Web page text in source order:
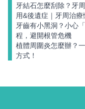
牙結石怎麼刮除？牙
用&後遺症｜牙周治療
牙齒有小黑洞？小心
程，避開根管危機
植體周圍炎怎麼辦？
方式！